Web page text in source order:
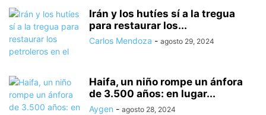
Irán y los hutíes sí a la tregua
para restaurar los...
Carlos Mendoza - agosto 29, 2024
Haifa, un niño rompe un ánfora
de 3.500 años: en lugar...
Aygen - agosto 28, 2024